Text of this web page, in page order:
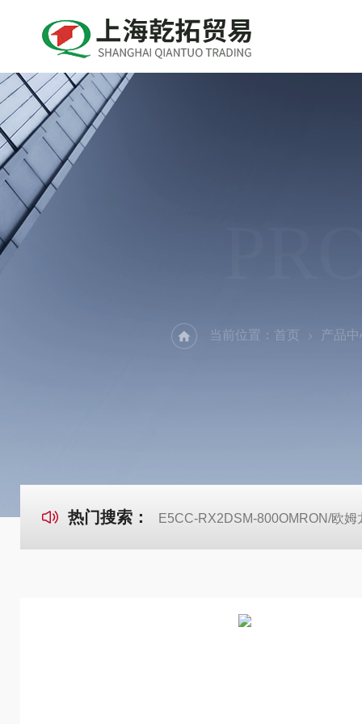
当前位置： 首页 产品
热门搜索： E5CC-RX2DSM-800OMRON/欧